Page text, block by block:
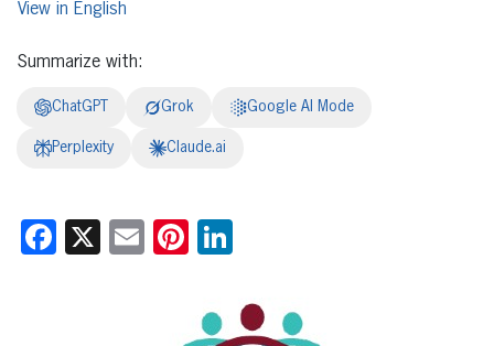
English
Summarize with:
ChatGPT Grok Google AI Mode
Perplexity Claude.ai
Facebook
X EmailPinterest